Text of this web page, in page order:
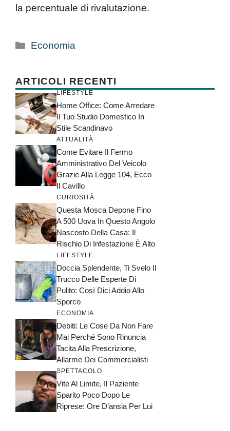
la percentuale di rivalutazione.
Categorie
Economia
ARTICOLI RECENTI
LIFESTYLE
Home Office: Come Arredare
Il Tuo Studio Domestico In
Stile Scandinavo
ATTUALITÀ
Come Evitare Il Fermo
Amministrativo Del Veicolo
Grazie Alla Legge 104, Ecco
Il Cavillo
CURIOSITÀ
Questa Mosca Depone Fino
A 500 Uova In Questo Angolo
Nascosto Della Casa: Il
Rischio Di Infestazione È Alto
LIFESTYLE
Doccia Splendente, Ti Svelo Il
Trucco Delle Esperte Di
Pulito: Così Dici Addio Allo
Sporco
ECONOMIA
Debiti: Le Cose Da Non Fare
Mai Perché Sono Rinuncia
Tacita Alla Prescrizione,
Allarme Dei Commercialisti
SPETTACOLO
Vite Al Limite, Il Paziente
Sparito Poco Dopo Le
Riprese: Ore D’ansia Per Lui